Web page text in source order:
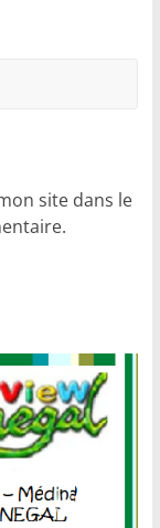
site dans le